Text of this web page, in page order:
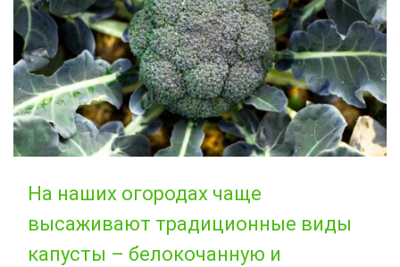
На наших огородах чаще
высаживают традиционные виды
капусты – белокочанную и